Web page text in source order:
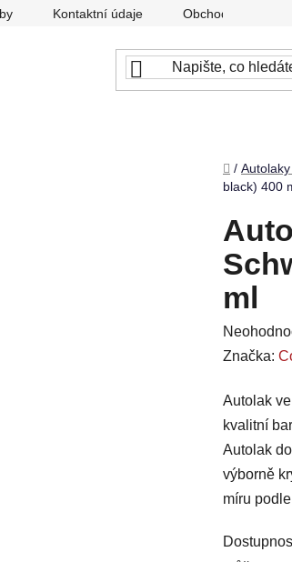
Kontaktní údaje Obchodní podmínky
Domů
/
black) 400
ml
Průměrné
hodnocení
je
0,0
z
5
hvězdiček.
Značka:
Autolak
kvalitní
Autolak
výborně
míru